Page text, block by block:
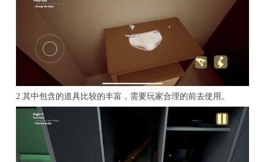
2.其中包含的道具比较的丰富，需要玩家合理的前去使用。